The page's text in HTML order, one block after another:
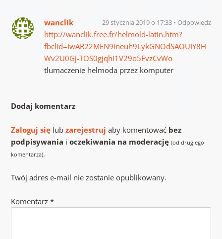
wanclik 29 stycznia 2019 o 17:33 Odpowiedz
http://wanclik.free.fr/helmold-latin.htm?
fbclid=IwAR22MEN9ineuh9LykGNOdSAOUIY8H
Wv2U0Gj-TOS0gjqhI1V29o5FvzCvWo
tlumaczenie helmoda przez komputer
Dodaj komentarz
Zaloguj sięlub zarejestruj aby komentować bez
podpisywania i oczekiwania na moderację (od drugiego
komentarza).
Twój adres e-mail nie zostanie opublikowany.
Komentarz *